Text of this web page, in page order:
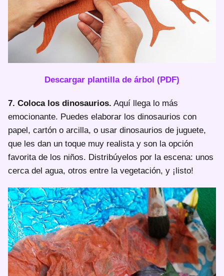
Descargar plantilla de árbol (PDF)
7. Coloca los dinosaurios. Aquí llega lo más
emocionante. Puedes elaborar los dinosaurios con
papel, cartón o arcilla, o usar dinosaurios de juguete,
que les dan un toque muy realista y son la opción
favorita de los niños. Distribúyelos por la escena: unos
cerca del agua, otros entre la vegetación, y ¡listo!